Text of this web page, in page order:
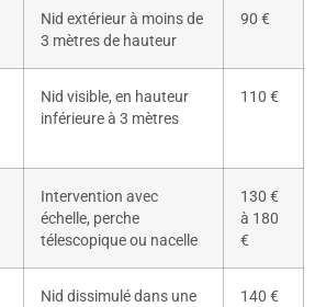
Nid extérieur à moins de
3 mètres de hauteur
90 €
Nid visible, en hauteur
inférieure à 3 mètres
110 €
Intervention avec
échelle, perche
télescopique ou nacelle
130 €
à 180
€
Nid dissimulé dans une
140 €